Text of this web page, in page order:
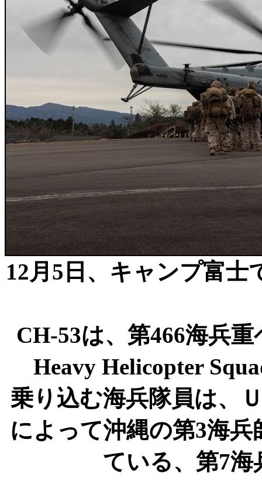
12月5日、キャンプ富士
CH-53は、第466海兵
Heavy Helicopter
乗り込む海兵隊員は、
によって沖縄の第3海
ている、第7海